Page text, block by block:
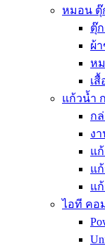
หมอน ตุ๊
ตุ๊
ผ้
ห
เ
แก้วน้ำ
ก
ง
แ
แ
แ
ไอที คอ